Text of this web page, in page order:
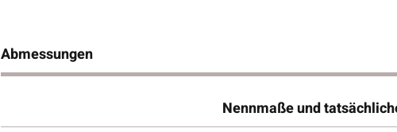
Abmessungen
Nennmaße und